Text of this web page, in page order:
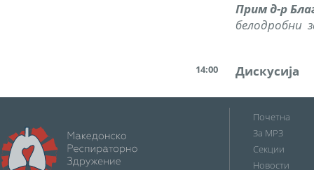
Прим д-р
белодробни
14:00 Дискусија
Почетна
За МРЗ
Секции
Новости